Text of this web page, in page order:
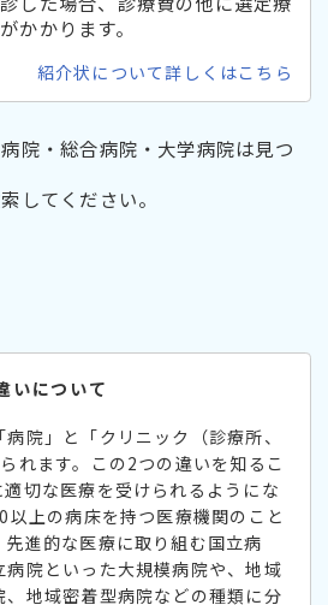
かかります。
紹介状について詳しくはこちら
院・総合病院・大学病院は見つ
してください。
いについて
院」と「クリニック（診療所、
れます。この2つの違いを知るこ
切な医療を受けられるようにな
以上の病床を持つ医療機関のこと
進的な医療に取り組む国立病
院といった大規模病院や、地域
地域密着型病院などの種類に分